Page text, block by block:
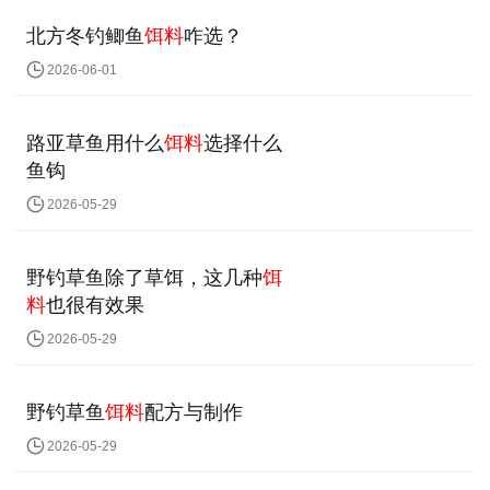
北方冬钓鲫鱼饵料咋选？
2026-06-01
路亚草鱼用什么饵料选择什么
鱼钩
2026-05-29
野钓草鱼除了草饵，这几种饵
料也很有效果
2026-05-29
野钓草鱼饵料配方与制作
2026-05-29